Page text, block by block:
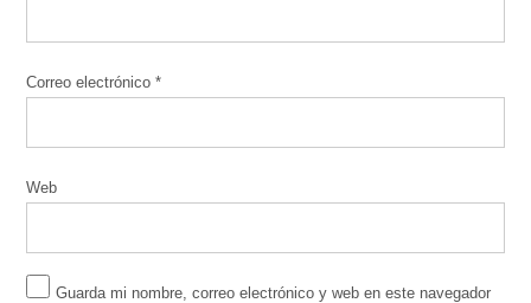
Correo electrónico*
Web
Guarda mi nombre, correo electrónico y web en este navegador